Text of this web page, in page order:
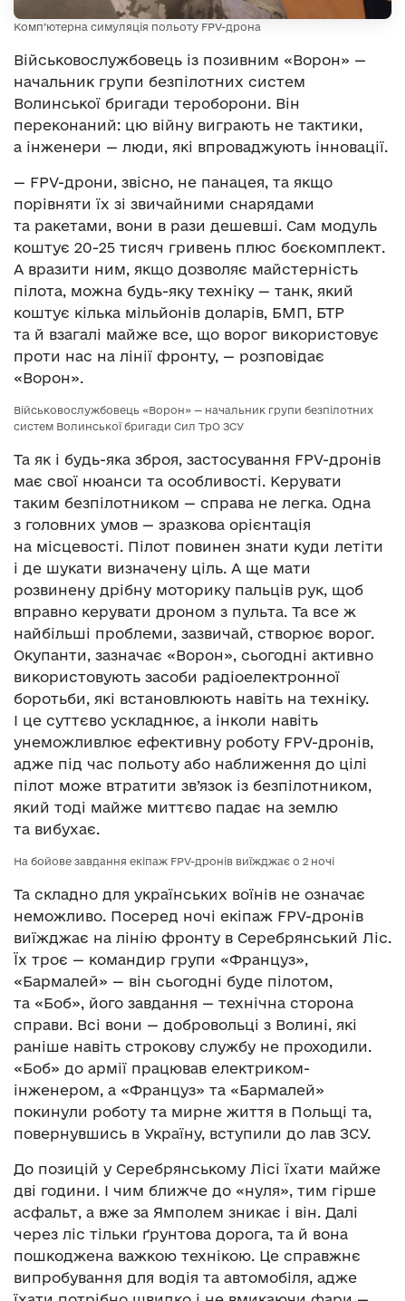
Комп’ютерна симуляція польоту FPV-дрона
Військовослужбовець із позивним «Ворон» —
начальник групи безпілотних систем
Волинської бригади тероборони. Він
переконаний: цю війну виграють не тактики,
а інженери — люди, які впроваджують інновації.
— FPV-дрони, звісно, не панацея, та якщо
порівняти їх зі звичайними снарядами
та ракетами, вони в рази дешевші. Сам модуль
коштує 20-25 тисяч гривень плюс боєкомплект.
А вразити ним, якщо дозволяє майстерність
пілота, можна будь-яку техніку — танк, який
коштує кілька мільйонів доларів, БМП, БТР
та й взагалі майже все, що ворог використовує
проти нас на лінії фронту, — розповідає
«Ворон».
Військовослужбовець «Ворон» — начальник групи безпілотних
систем Волинської бригади Сил ТрО ЗСУ
Та як і будь-яка зброя, застосування FPV-дронів
має свої нюанси та особливості. Керувати
таким безпілотником — справа не легка. Одна
з головних умов — зразкова орієнтація
на місцевості. Пілот повинен знати куди летіти
і де шукати визначену ціль. А ще мати
розвинену дрібну моторику пальців рук, щоб
вправно керувати дроном з пульта. Та все ж
найбільші проблеми, зазвичай, створює ворог.
Окупанти, зазначає «Ворон», сьогодні активно
використовують засоби радіоелектронної
боротьби, які встановлюють навіть на техніку.
І це суттєво ускладнює, а інколи навіть
унеможливлює ефективну роботу FPV-дронів,
адже під час польоту або наближення до цілі
пілот може втратити зв’язок із безпілотником,
який тоді майже миттєво падає на землю
та вибухає.
На бойове завдання екіпаж FPV-дронів виїжджає о 2 ночі
Та складно для українських воїнів не означає
неможливо. Посеред ночі екіпаж FPV-дронів
виїжджає на лінію фронту в Серебрянський Ліс.
Їх троє — командир групи «Француз»,
«Бармалей» — він сьогодні буде пілотом,
та «Боб», його завдання — технічна сторона
справи. Всі вони — добровольці з Волині, які
раніше навіть строкову службу не проходили.
«Боб» до армії працював електриком-
інженером, а «Француз» та «Бармалей»
покинули роботу та мирне життя в Польщі та,
повернувшись в Україну, вступили до лав ЗСУ.
До позицій у Серебрянському Лісі їхати майже
дві години. І чим ближче до «нуля», тим гірше
асфальт, а вже за Ямполем зникає і він. Далі
через ліс тільки ґрунтова дорога, та й вона
пошкоджена важкою технікою. Це справжнє
випробування для водія та автомобіля, адже